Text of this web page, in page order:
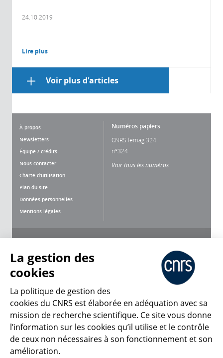
24.10.2019
Lire plus
Voir plus d'articles
À propos
Newsletters
Équipe / crédits
Nous contacter
Charte d'utilisation
Plan du site
Données personnelles
Mentions légales
Numéros papiers
CNRS lemag 324
n°324
Voir tous les numéros
CNRS Le Mag
© 2026, CNRS
La gestion des
cookies
La politique de gestion des
cookies du CNRS est élaborée en adéquation avec sa
mission de recherche scientifique. Ce site vous donne
l’information sur les cookies qu’il utilise et le contrôle
de ceux non nécessaires à son fonctionnement et son
amélioration.